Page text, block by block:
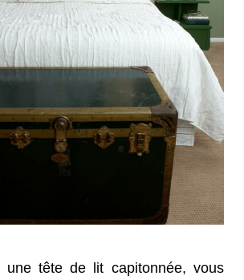
une tête de lit capitonnée, vous